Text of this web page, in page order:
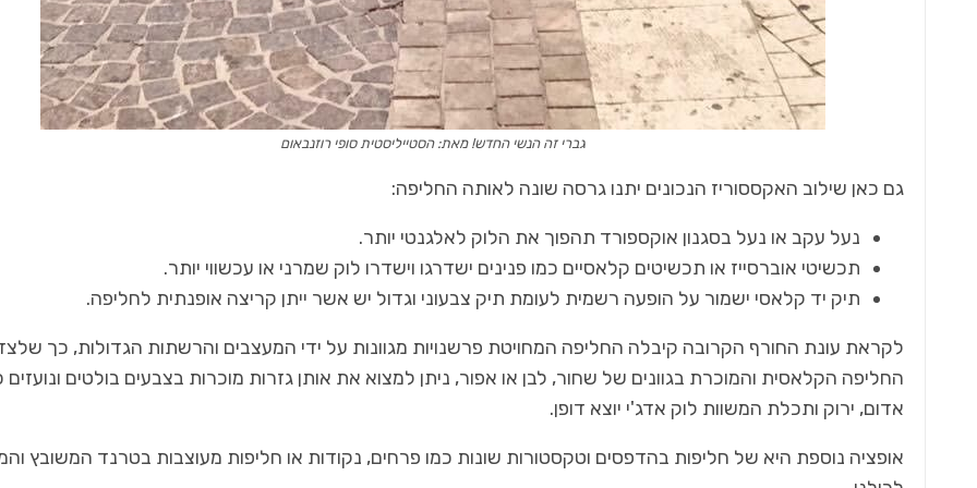
גברי זה הנשי החדש! מאת: הסטייליסטית סופי רוזנבאום
גם כאן שילוב האקססוריז הנכונים יתנו גרסה שונה לאותה החליפה:
נעל עקב או נעל בסגנון אוקספורד תהפוך את הלוק לאלגנטי יותר.
תכשיטי אוברסייז או תכשיטים קלאסיים כמו פנינים ישדרגו וישדרו לוק שמרני או עכשווי יותר.
תיק יד קלאסי ישמור על הופעה רשמית לעומת תיק צבעוני וגדול יש אשר ייתן קריצה אופנתית לחליפה.
לקראת עונת החורף הקרובה קיבלה החליפה המחויטת פרשנויות מגוונות על ידי המעצבים והרשתות הגדולות, כך
החליפה הקלאסית והמוכרת בגוונים של שחור, לבן או אפור, ניתן למצוא את אותן גזרות מוכרות בצבעים בולטים ונועזים
אדום, ירוק ותכלת המשוות לוק אדג'י יוצא דופן.
אופציה נוספת היא של חליפות בהדפסים וטקסטורות שונות כמו פרחים, נקודות או חליפות מעוצבות בטרנד המשובץ